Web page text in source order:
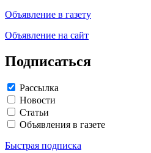
Объявление в газету
Объявление на сайт
Подписаться
Рассылка
Новости
Статьи
Объявления в газете
Быстрая подписка